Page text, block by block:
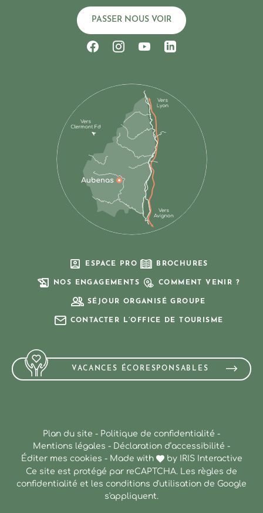
PASSER NOUS VOIR
Suivez-nous sur Facebook
Suivez-nous sur Instagram
Suivez-nous sur
Suivez-nous sur
ESPACE PRO BROCHURES
NOS ENGAGEMENTS COMMENT VENIR ?
SÉJOUR ORGANISÉ GROUPE
CONTACTER L’OFFICE DE TOURISME
VACANCES ÉCORESPONSABLES
Plan du site - Politique de confidentialité -
Mentions légales - Déclaration d’accessibilité -
Éditer mes cookies - Made with by
IRIS Interactive
Ce site est protégé par reCAPTCHA. Les règles de
confidentialité et les conditions d'utilisation de Google
s'appliquent.